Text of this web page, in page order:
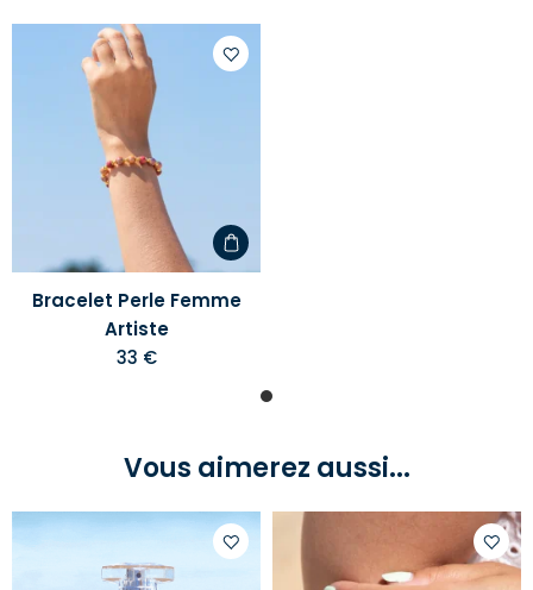
Bracelet Perle Femme
Artiste
33 €
Vous aimerez aussi...